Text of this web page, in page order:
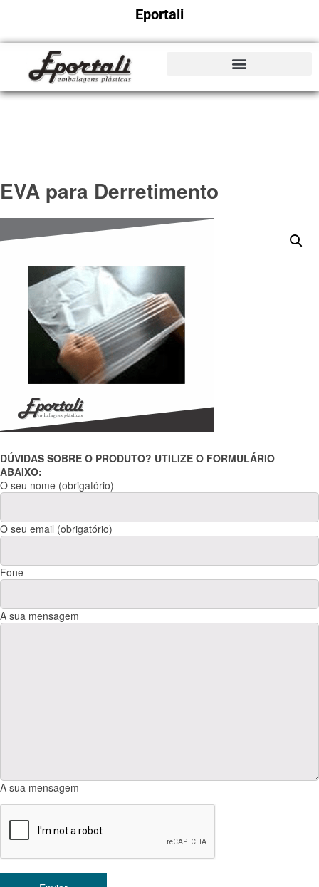
EVA para Derretimento
DÚVIDAS SOBRE O PRODUTO? UTILIZE O FORMULÁRIO
ABAIXO:
O seu nome (obrigatório)
O seu email (obrigatório)
Fone
A sua mensagem
A sua mensagem
Eportali